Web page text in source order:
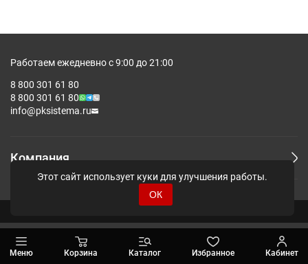
Работаем ежедневно с 9:00 до 21:00
8 800 301 61 80
8 800 301 61 80
info@pksistema.ru
Компания
Меню Корзина Каталог Избранное Кабинет
Этот сайт использует куки для улучшения работы.
ОК